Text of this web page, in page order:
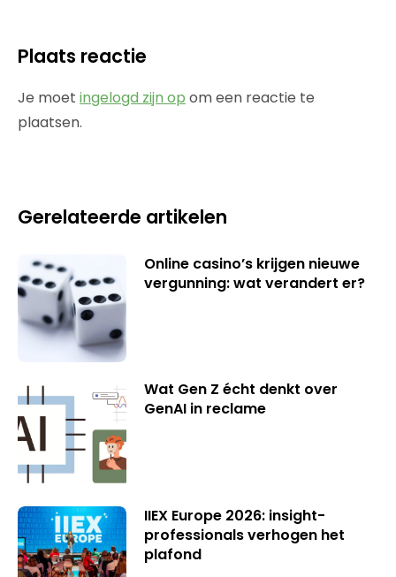
Plaats reactie
Je moet ingelogd zijn op om een reactie te
plaatsen.
Gerelateerde artikelen
Online casino’s krijgen nieuwe
vergunning: wat verandert er?
Wat Gen Z écht denkt over
GenAI in reclame
IIEX Europe 2026: insight-
professionals verhogen het
plafond